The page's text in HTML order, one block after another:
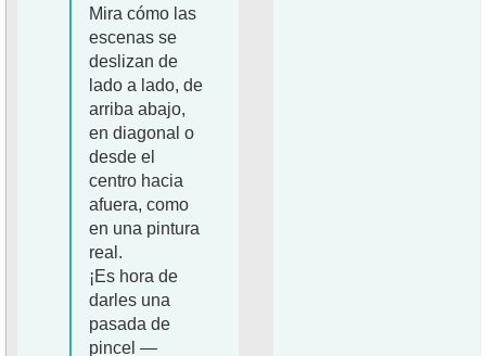
Mira cómo las
escenas se
deslizan de
lado a lado, de
arriba abajo,
en diagonal o
desde el
centro hacia
afuera, como
en una pintura
real.
¡Es hora de
darles una
pasada de
pincel —